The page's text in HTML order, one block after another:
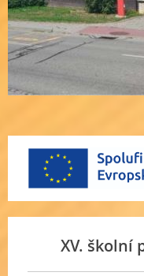
XV. školní